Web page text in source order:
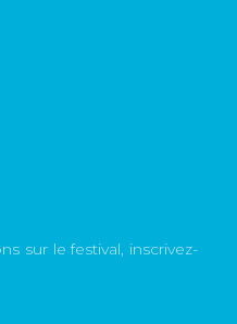
sur le festival, inscrivez-